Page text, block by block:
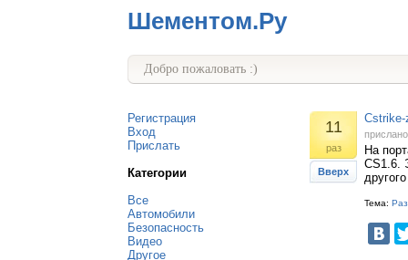
Шементом.Ру
Добро пожаловать :)
Регистрация
Вход
Прислать
Категории
Все
Автомобили
Безопасность
Видео
Другое
11
раз
Вверх
Cstrike-
На
CS1.6.
другого
Тема: